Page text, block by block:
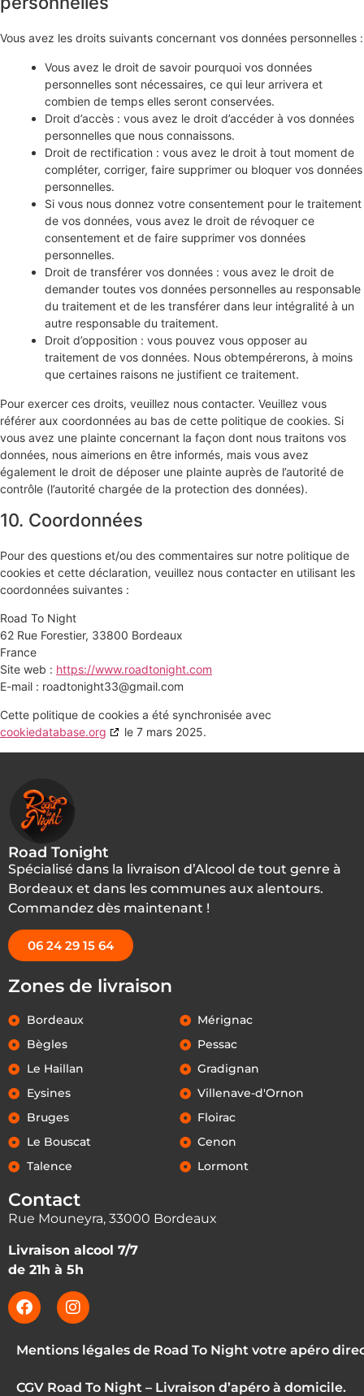
Vous avez les droits suivants concernant vos données personnelles :
Vous avez le droit de savoir pourquoi vos données
personnelles sont nécessaires, ce qui leur arrivera et
combien de temps elles seront conservées.
Droit d’accès : vous avez le droit d’accéder à vos données
personnelles que nous connaissons.
Droit de rectification : vous avez le droit à tout moment de
compléter, corriger, faire supprimer ou bloquer vos données
personnelles.
Si vous nous donnez votre consentement pour le traitement
de vos données, vous avez le droit de révoquer ce
consentement et de faire supprimer vos données
personnelles.
Droit de transférer vos données : vous avez le droit de
demander toutes vos données personnelles au responsable
du traitement et de les transférer dans leur intégralité à un
autre responsable du traitement.
Droit d’opposition : vous pouvez vous opposer au
traitement de vos données. Nous obtempérerons, à moins
que certaines raisons ne justifient ce traitement.
Pour exercer ces droits, veuillez nous contacter. Veuillez vous
référer aux coordonnées au bas de cette politique de cookies. Si
vous avez une plainte concernant la façon dont nous traitons vos
données, nous aimerions en être informés, mais vous avez
également le droit de déposer une plainte auprès de l’autorité de
contrôle (l’autorité chargée de la protection des données).
10. Coordonnées
Pour des questions et/ou des commentaires sur notre politique de
cookies et cette déclaration, veuillez nous contacter en utilisant les
coordonnées suivantes :
Road To Night
62 Rue Forestier, 33800 Bordeaux
France
Site web : https://www.roadtonight.com
E-mail : roadtonight33@gmail.com
Cette politique de cookies a été synchronisée avec
cookiedatabase.org
le 7 mars 2025.
Road Tonight
Spécialisé dans la livraison d’Alcool de tout genre à
Bordeaux et dans les communes aux alentours.
Commandez dès maintenant !
06 24 29 15 64
Zones de livraison
Bordeaux
Bègles
Le Haillan
Eysines
Bruges
Le Bouscat
Talence
Mérignac
Pessac
Gradignan
Villenave-d'Ornon
Floirac
Cenon
Lormont
Contact
Rue Mouneyra, 33000 Bordeaux
Livraison alcool 7/7
de 21h à 5h
Mentions légales de Road To Night votre apéro
CGV Road To Night – Livraison d’apéro à domicile.